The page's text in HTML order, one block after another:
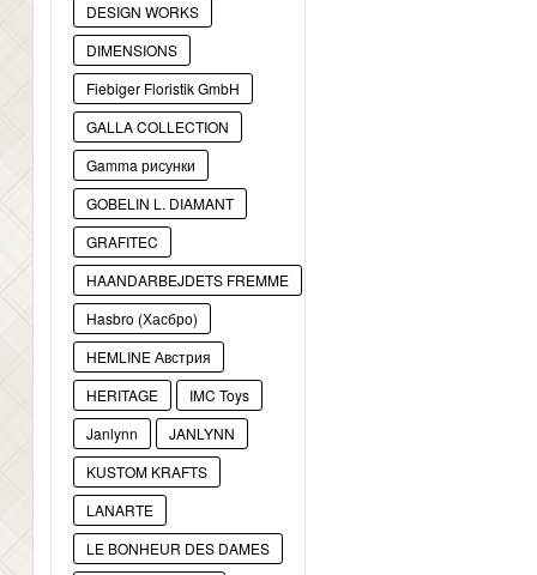
DESIGN WORKS
DIMENSIONS
Fiebiger Floristik GmbH
GALLA COLLECTION
Gamma рисунки
GOBELIN L. DIAMANT
GRAFITEC
HAANDARBEJDETS FREMME
Hasbro (Хасбро)
HEMLINE Австрия
HERITAGE
IMC Toys
Janlynn
JANLYNN
KUSTOM KRAFTS
LANARTE
LE BONHEUR DES DAMES